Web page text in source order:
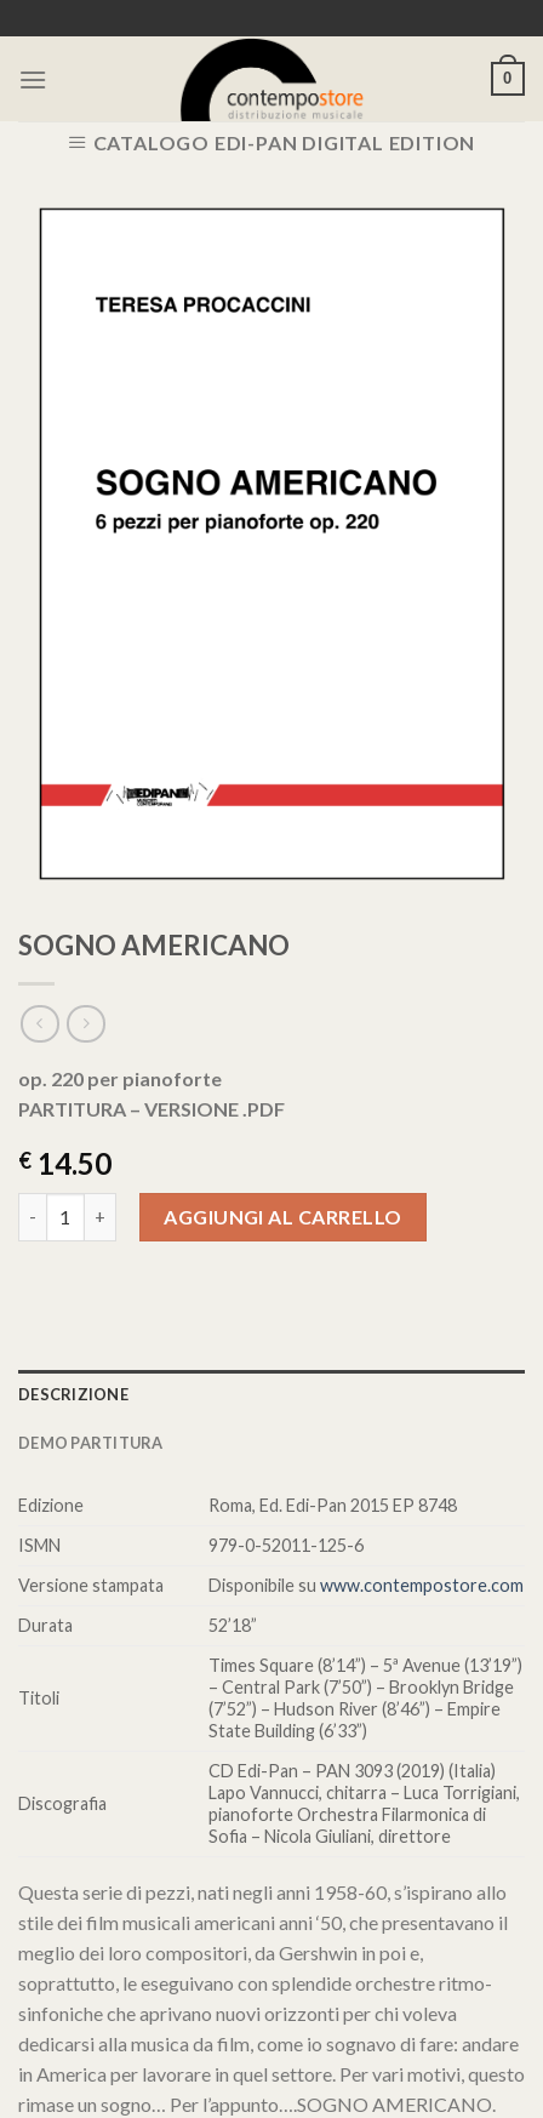
to
content
0
CATALOGO EDI-PAN DIGITAL EDITION
SOGNO AMERICANO
op. 220 per pianoforte
PARTITURA – VERSIONE .PDF
€ 14.50
AGGIUNGI AL CARRELLO
DESCRIZIONE
DEMO PARTITURA
Edizione
Roma, Ed. Edi-Pan 2015 EP 8748
ISMN
979-0-52011-125-6
Versione stampata
Disponibile suwww.contempostore.com
Durata
52’18”
Titoli
Times Square (8’14”) – 5ª Avenue (13’19”)
– Central Park (7’50”) – Brooklyn Bridge
(7’52”) – Hudson River (8’46”) – Empire
State Building (6’33”)
Discografia
CD Edi-Pan – PAN 3093 (2019) (Italia)
Lapo Vannucci, chitarra – Luca Torrigiani,
pianoforte Orchestra Filarmonica di
Sofia – Nicola Giuliani, direttore
Questa serie di pezzi, nati negli anni 1958-60, s’ispirano allo
stile dei film musicali americani anni ‘50, che presentavano il
meglio dei loro compositori, da Gershwin in poi e,
soprattutto, le eseguivano con splendide orchestre ritmo-
sinfoniche che aprivano nuovi orizzonti per chi voleva
dedicarsi alla musica da film, come io sognavo di fare: andare
in America per lavorare in quel settore. Per vari motivi, questo
rimase un sogno… Per l’appunto….SOGNO AMERICANO.